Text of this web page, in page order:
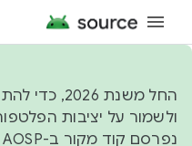
החל משנת
ולשמור על יציבות